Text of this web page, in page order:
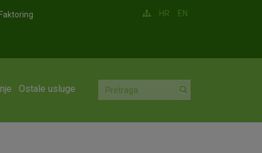
Faktoring HR EN
Ostale usluge